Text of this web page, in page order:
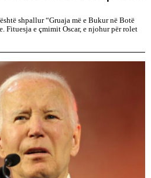
shpallur “Gruaja më e Bukur në Botë
Fituesja e çmimit Oscar, e njohur për rolet